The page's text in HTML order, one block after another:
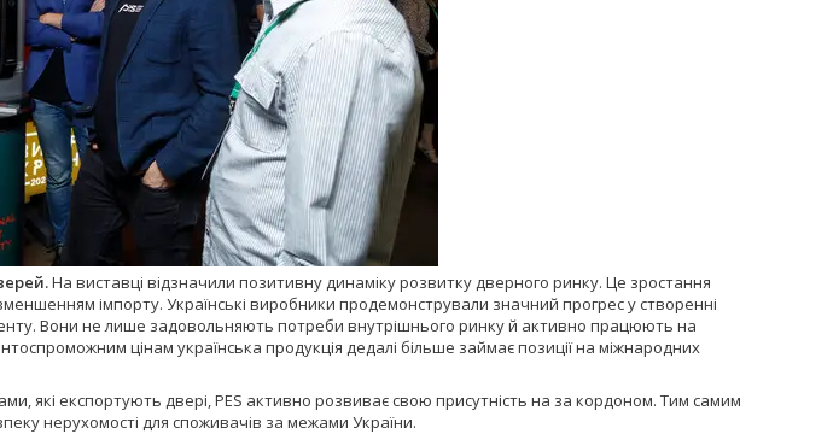
На виставці відзначили позитивну динаміку розвитку дверного ринку. Це зростання
зменшенням імпорту. Українські виробники продемонстрували значний прогрес у створенні
Вони не лише задовольняють потреби внутрішнього ринку й активно працюють на
цінам українська продукція дедалі більше займає позиції на міжнародних
які експортують двері, PES активно розвиває свою присутність на за кордоном. Тим самим
нерухомості для споживачів за межами України.